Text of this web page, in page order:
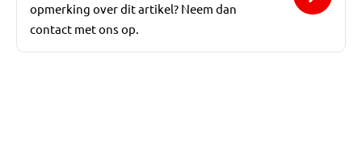
opmerking over dit artikel? Neem dan
contact met ons op.